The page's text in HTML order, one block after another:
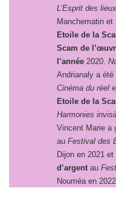
L’Esprit des lieux
Manchematin et
Etoile de la
Scam de
l’année 2020.
Andrianaly a
Cinéma du réel
Etoile de la
Harmonies
Vincent Marie a
au Festival des
Dijon en 2021 et
d’argent au
Nouméa en 2022.